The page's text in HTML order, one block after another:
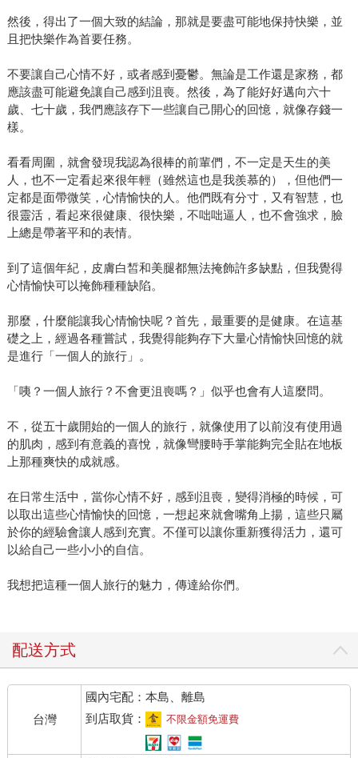
然後，得出了一個大致的結論，那就是要盡可能地保持快樂，並
且把快樂作為首要任務。
不要讓自己心情不好，或者感到憂鬱。無論是工作還是家務，都
應該盡可能避免讓自己感到沮喪。然後，為了能好好邁向六十
歲、七十歲，我們應該存下一些讓自己開心的回憶，就像存錢一
樣。
看看周圍，就會發現我認為很棒的前輩們，不一定是天生的美
人，也不一定看起來很年輕（雖然這也是我羨慕的），但他們一
定都是面帶微笑，心情愉快的人。他們既有分寸，又有智慧，也
很靈活，看起來很健康、很快樂，不咄咄逼人，也不會強求，臉
上總是帶著平和的表情。
到了這個年紀，皮膚白皙和美腿都無法掩飾許多缺點，但我覺得
心情愉快可以掩飾種種缺陷。
那麼，什麼能讓我心情愉快呢？首先，最重要的是健康。在這基
礎之上，經過各種嘗試，我覺得能夠存下大量心情愉快回憶的就
是進行「一個人的旅行」。
「咦？一個人旅行？不會更沮喪嗎？」似乎也會有人這麼問。
不，從五十歲開始的一個人的旅行，就像使用了以前沒有使用過
的肌肉，感到有意義的喜悅，就像彎腰時手掌能夠完全貼在地板
上那種爽快的成就感。
在日常生活中，當你心情不好，感到沮喪，變得消極的時候，可
以取出這些心情愉快的回憶，一想起來就會嘴角上揚，這些只屬
於你的經驗會讓人感到充實。不僅可以讓你重新獲得活力，還可
以給自己一些小小的自信。
我想把這種一個人旅行的魅力，傳達給你們。
配送方式
台灣
國內宅配：本島、離島
到店取貨：
不限金額免運費